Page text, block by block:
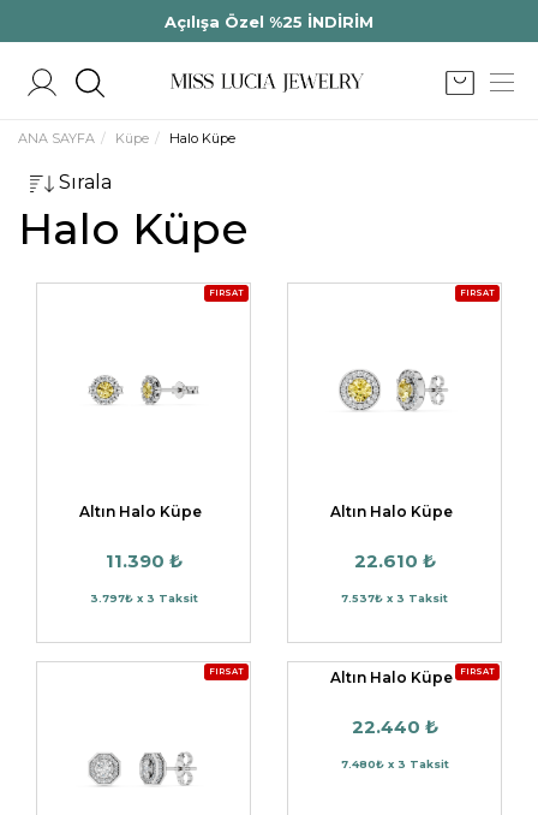
Açılışa Özel %25 İNDİRİM
ANA SAYFA Küpe Halo Küpe
Sırala
Halo Küpe
FIRSAT
Altın Halo Küpe
11.390 ₺
3.797₺ x 3 Taksit
FIRSAT
Altın Halo Küpe
22.610 ₺
7.537₺ x 3 Taksit
FIRSAT FIRSAT
Altın Halo Küpe
22.440 ₺
7.480₺ x 3 Taksit